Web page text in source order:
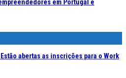
em Portugal e
abertas as inscrições para o Work